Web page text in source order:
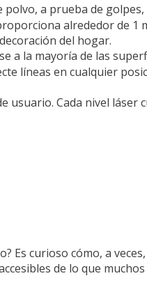
polvo, a prueba de golpes,
alrededor de 1
del hogar.
a la mayoría de las
líneas en cualquier
usuario. Cada nivel láser
Es curioso cómo, a
de lo que muchos